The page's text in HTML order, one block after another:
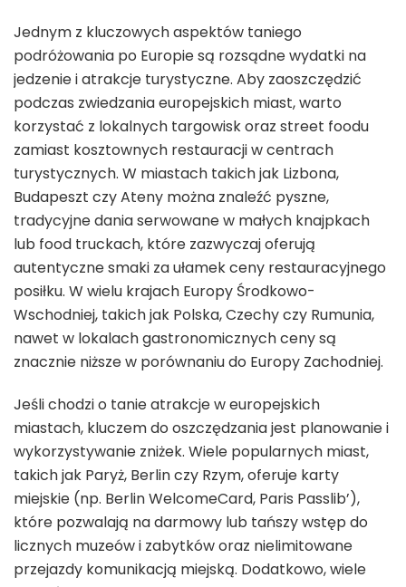
Jednym z kluczowych aspektów taniego
podróżowania po Europie są rozsądne wydatki na
jedzenie i atrakcje turystyczne. Aby zaoszczędzić
podczas zwiedzania europejskich miast, warto
korzystać z lokalnych targowisk oraz street foodu
zamiast kosztownych restauracji w centrach
turystycznych. W miastach takich jak Lizbona,
Budapeszt czy Ateny można znaleźć pyszne,
tradycyjne dania serwowane w małych knajpkach
lub food truckach, które zazwyczaj oferują
autentyczne smaki za ułamek ceny restauracyjnego
posiłku. W wielu krajach Europy Środkowo-
Wschodniej, takich jak Polska, Czechy czy Rumunia,
nawet w lokalach gastronomicznych ceny są
znacznie niższe w porównaniu do Europy Zachodniej.
Jeśli chodzi o tanie atrakcje w europejskich
miastach, kluczem do oszczędzania jest planowanie i
wykorzystywanie zniżek. Wiele popularnych miast,
takich jak Paryż, Berlin czy Rzym, oferuje karty
miejskie (np. Berlin WelcomeCard, Paris Passlib’),
które pozwalają na darmowy lub tańszy wstęp do
licznych muzeów i zabytków oraz nielimitowane
przejazdy komunikacją miejską. Dodatkowo, wiele